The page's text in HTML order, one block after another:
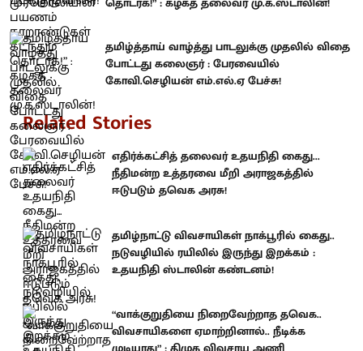
தமிழ்த்தாய் வாழ்த்து பாடலுக்கு முதலில் விதை
போட்டது கலைஞர் : பேரவையில்
கோவி.செழியன் எம்.எல்.ஏ பேச்சு!
Related Stories
எதிர்க்கட்சித் தலைவர் உதயநிதி கைது...
நீதிமன்ற உத்தரவை மீறி அராஜகத்தில்
ஈடுபடும் தவெக அரசு!
தமிழ்நாட்டு விவசாயிகள் நாக்பூரில் கைது..
நடுவழியில் ரயிலில் இருந்து இறக்கம் :
உதயநிதி ஸ்டாலின் கண்டனம்!
“வாக்குறுதியை நிறைவேற்றாத தவெக..
விவசாயிகளை ஏமாற்றினால்.. நீடிக்க